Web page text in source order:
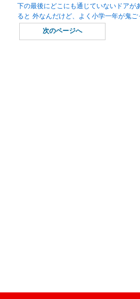
下の最後にどこにも通じていないドアが
ると 外なんだけど、よく小学一年が鬼ご
次のページへ